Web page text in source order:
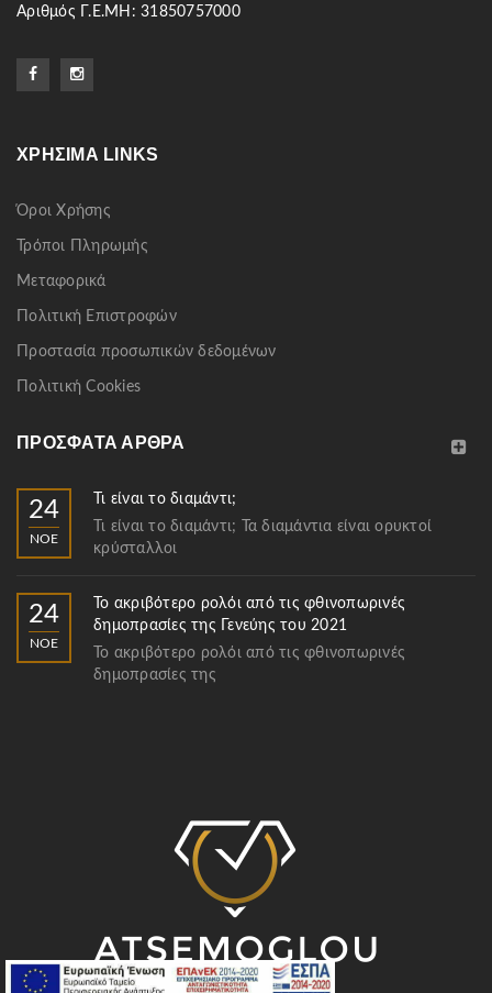
Αριθμός Γ.Ε.ΜΗ: 31850757000
ΧΡΉΣΙΜΑ LINKS
Όροι Χρήσης
Τρόποι Πληρωμής
Μεταφορικά
Πολιτική Επιστροφών
Προστασία προσωπικών δεδομένων
Πολιτική Cookies
ΠΡΌΣΦΑΤΑ ΆΡΘΡΑ
24
ΝΟΈ
Τι είναι το διαμάντι;
Τι είναι το διαμάντι; Τα διαμάντια είναι ορυκτοί
κρύσταλλοι
24
ΝΟΈ
Το ακριβότερο ρολόι από τις φθινοπωρινές
δημοπρασίες της Γενεύης του 2021
Το ακριβότερο ρολόι από τις φθινοπωρινές
δημοπρασίες της